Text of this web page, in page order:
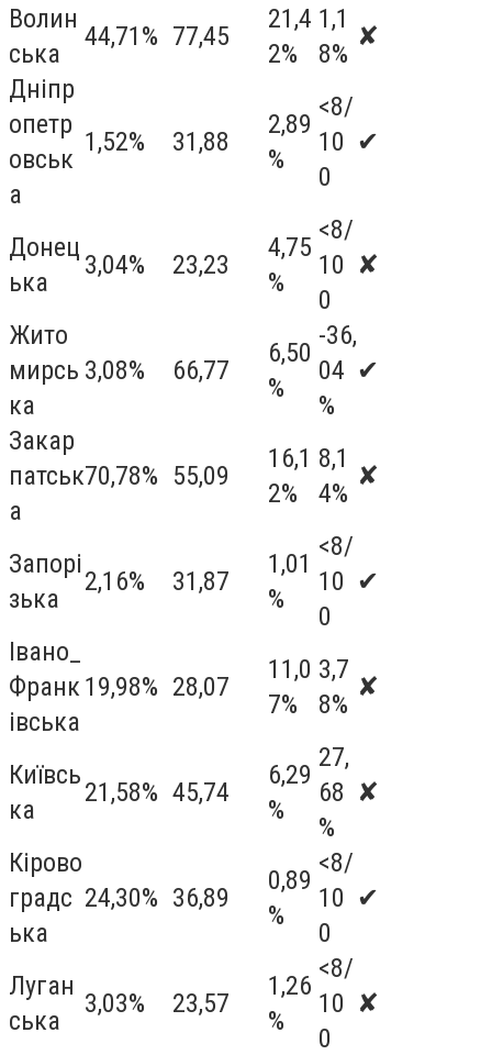
Волин
ська
44,71% 77,45
21,4
2%
1,1
8%
✘
Дніпр
опетр
овськ
а
1,52% 31,88
2,89
%
<8/
10
0
✔
Донец
ька
3,04% 23,23
4,75
%
<8/
10
0
✘
Жито
мирсь
ка
3,08% 66,77
6,50
%
-36,
04
%
✔
Закар
патськ
а
70,78% 55,09
16,1
2%
8,1
4%
✘
Запорі
зька
2,16% 31,87
1,01
%
<8/
10
0
✔
Івано_
Франк
івська
19,98% 28,07
11,0
7%
3,7
8%
✘
Київсь
ка
21,58% 45,74
6,29
%
27,
68
%
✘
Кірово
градс
ька
24,30% 36,89
0,89
%
<8/
10
0
✔
Луган
ська
3,03% 23,57
1,26
%
<8/
10
0
✘